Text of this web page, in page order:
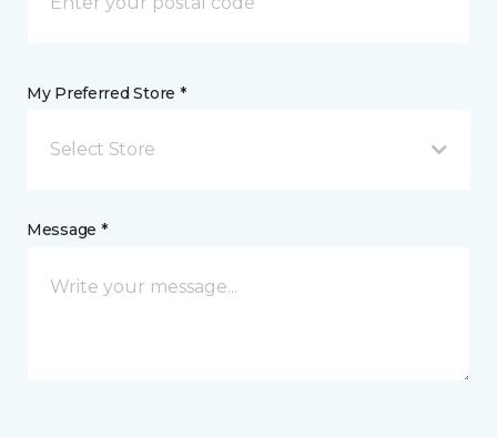
My Preferred Store *
Select Store
Message *